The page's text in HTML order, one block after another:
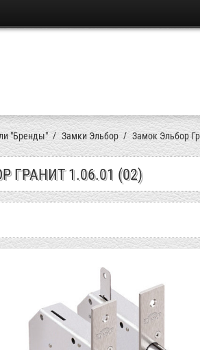
"Бренды" Замки Эльбор Замок Эльбор
ГРАНИТ 1.06.01 (02)